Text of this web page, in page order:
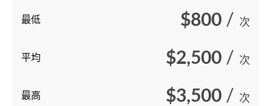
最低 $800 / 次
平均 $2,500 / 次
最高 $3,500 / 次